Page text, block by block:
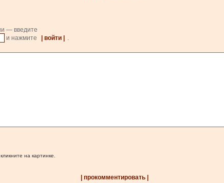
— введите
и нажмите | войти |
.
на картинке.
| прокомментировать |